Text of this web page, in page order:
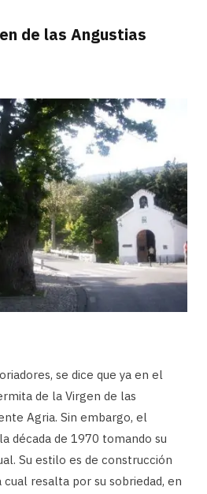
de las Angustias
se dice que ya en el
de la Virgen de las
Agria. Sin embargo, el
década de 1970 tomando su
Su estilo es de construcción
resalta por su sobriedad, en